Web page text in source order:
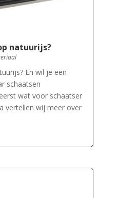
natuurijs?
En wil je een
schaatsen
wat voor schaatser
vertellen wij meer over